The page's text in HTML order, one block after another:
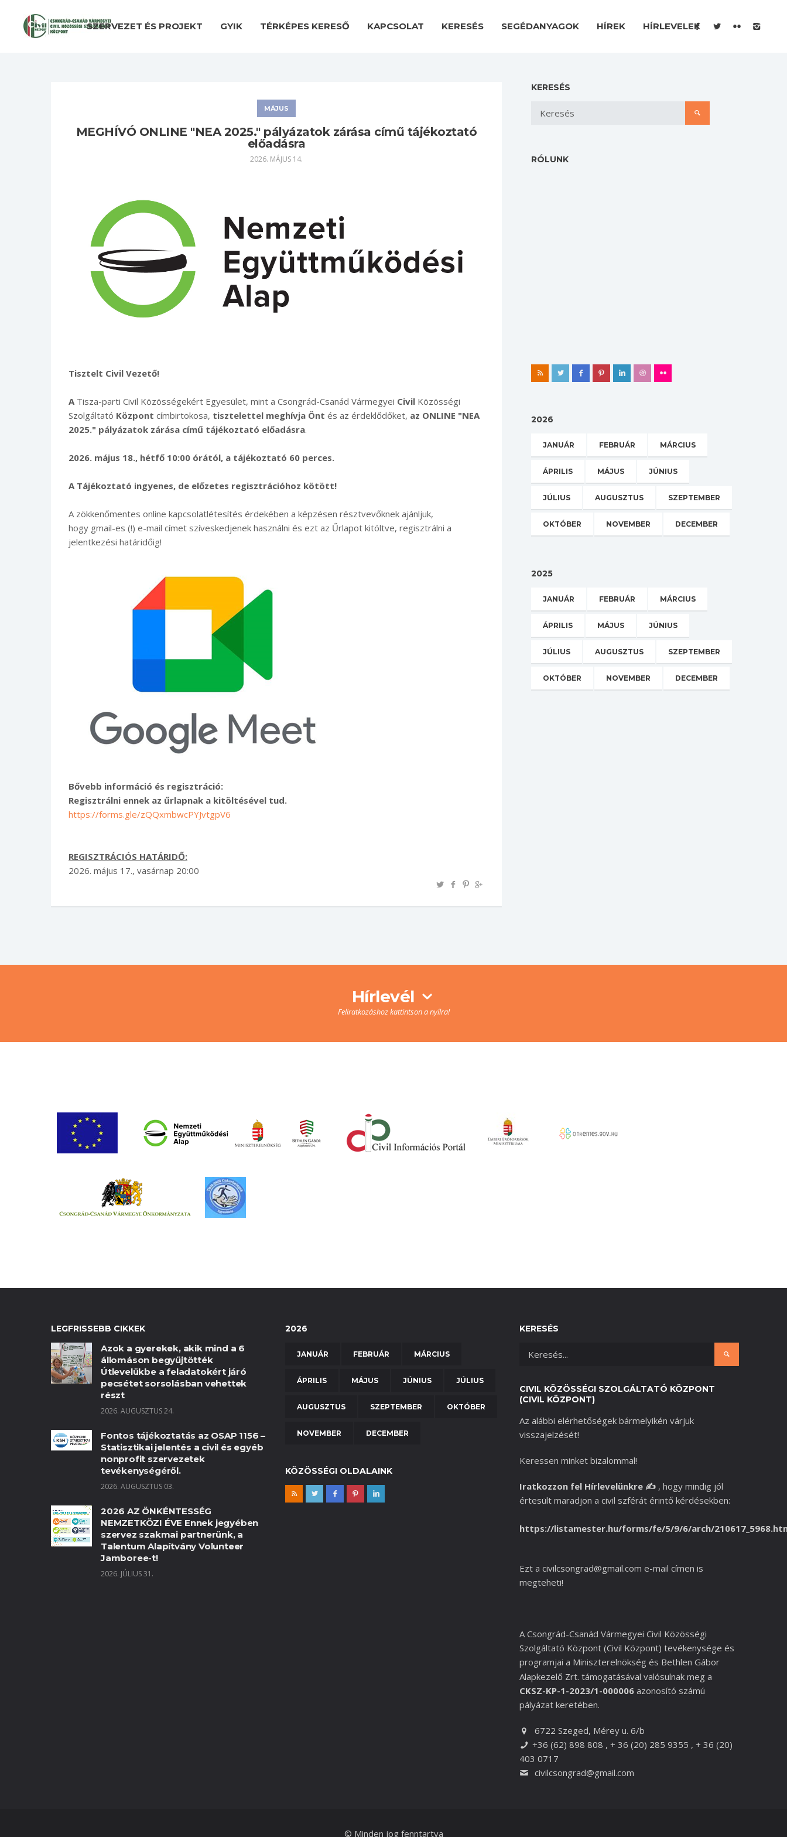
SZERVEZET ÉS PROJEKT GYIK TÉRKÉPES KERESŐ KAPCSOLAT KERESÉS SEGÉDANYAGOK HÍREK HÍRLEVELEK
MÁJUS
MEGHÍVÓ ONLINE "NEA 2025." pályázatok zárása című tájékoztató
előadásra
2026. MÁJUS 14.
Tisztelt Civil Vezető!
A Tisza-parti Civil Közösségekért Egyesület, mint a Csongrád-Csanád Vármegyei Civil Közösségi
Szolgáltató Központ címbirtokosa, tisztelettel meghívja Önt és az érdeklődőket, az ONLINE "NEA
2025." pályázatok zárása című tájékoztató előadásra.
2026. május 18., hétfő 10:00 órától, a tájékoztató 60 perces.
A Tájékoztató ingyenes, de előzetes regisztrációhoz kötött!
A zökkenőmentes online kapcsolatlétesítés érdekében a képzésen résztvevőknek ajánljuk,
hogy gmail-es (!) e-mail címet szíveskedjenek használni és ezt az Űrlapot kitöltve, regisztrálni a
jelentkezési határidőig!
Bővebb információ és regisztráció:
Regisztrálni ennek az űrlapnak a kitöltésével tud.
https://forms.gle/zQQxmbwcPYJvtgpV6
REGISZTRÁCIÓS HATÁRIDŐ:
2026. május 17., vasárnap 20:00
KERESÉS
RÓLUNK
2026
JANUÁR FEBRUÁR MÁRCIUS
ÁPRILIS MÁJUS JÚNIUS
JÚLIUS AUGUSZTUS SZEPTEMBER
OKTÓBER NOVEMBER DECEMBER
2025
JANUÁR FEBRUÁR MÁRCIUS
ÁPRILIS MÁJUS JÚNIUS
JÚLIUS AUGUSZTUS SZEPTEMBER
OKTÓBER NOVEMBER DECEMBER
Hírlevél
Feliratkozáshoz kattintson a nyílra!
LEGFRISSEBB CIKKEK
Azok a gyerekek, akik mind a 6
állomáson begyűjtötték
Útlevelükbe a feladatokért járó
pecsétet sorsolásban vehettek
részt
2026. AUGUSZTUS 24.
Fontos tájékoztatás az OSAP 1156 –
Statisztikai jelentés a civil és egyéb
nonprofit szervezetek
tevékenységéről.
2026. AUGUSZTUS 03.
2026 AZ ÖNKÉNTESSÉG
NEMZETKÖZI ÉVE Ennek jegyében
szervez szakmai partnerünk, a
Talentum Alapítvány Volunteer
Jamboree-t!
2026. JÚLIUS 31.
2026
JANUÁR FEBRUÁR MÁRCIUS
ÁPRILIS MÁJUS JÚNIUS JÚLIUS
AUGUSZTUS SZEPTEMBER OKTÓBER
NOVEMBER DECEMBER
KÖZÖSSÉGI OLDALAINK
KERESÉS
CIVIL KÖZÖSSÉGI SZOLGÁLTATÓ KÖZPONT
(CIVIL KÖZPONT)
Az alábbi elérhetőségek bármelyikén várjuk
visszajelzését!
Keressen minket bizalommal!
Iratkozzon fel Hírlevelünkre ✍️ , hogy mindig jól
értesült maradjon a civil szférát érintő kérdésekben:
https://listamester.hu/forms/fe/5/9/6/arch/
Ezt a civilcsongrad@gmail.com e-mail címen is
megteheti!
A Csongrád-Csanád Vármegyei Civil Közösségi
Szolgáltató Központ (Civil Központ) tevékenysége és
programjai a Miniszterelnökség és Bethlen Gábor
Alapkezelő Zrt. támogatásával valósulnak meg a
CKSZ-KP-1-2023/1-000006 azonosító számú
pályázat keretében.
6722 Szeged, Mérey u. 6/b
+36 (62) 898 808 , + 36 (20) 285 9355 , + 36 (20)
403 0717
civilcsongrad@gmail.com
© Minden jog fenntartva